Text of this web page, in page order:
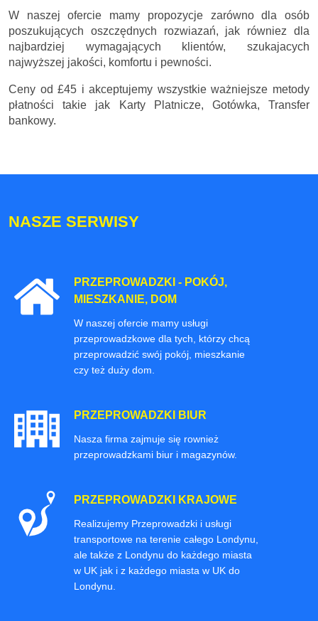
W naszej ofercie mamy propozycje zarówno dla osób
poszukujących oszczędnych rozwiazań, jak równiez dla
najbardziej wymagających klientów, szukajacych
najwyższej jakości, komfortu i pewności.
Ceny od £45 i akceptujemy wszystkie ważniejsze metody
płatności takie jak Karty Platnicze, Gotówka, Transfer
bankowy.
NASZE SERWISY
PRZEPROWADZKI - POKÓJ,
MIESZKANIE, DOM
W naszej ofercie mamy usługi
przeprowadzkowe dla tych, którzy chcą
przeprowadzić swój pokój, mieszkanie
czy też duży dom.
PRZEPROWADZKI BIUR
Nasza firma zajmuje się rownież
przeprowadzkami biur i magazynów.
PRZEPROWADZKI KRAJOWE
Realizujemy Przeprowadzki i usługi
transportowe na terenie całego Londynu,
ale także z Londynu do każdego miasta
w UK jak i z każdego miasta w UK do
Londynu.